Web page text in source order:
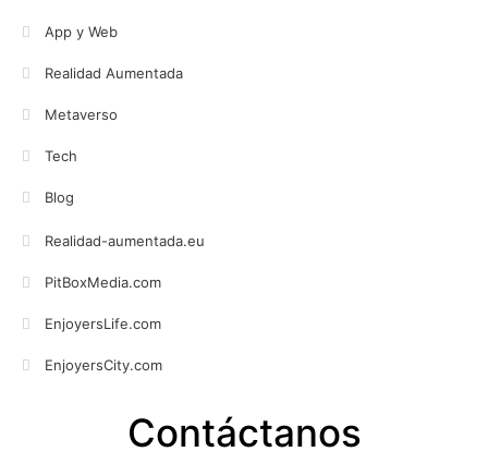
App y Web
Realidad Aumentada
Metaverso
Tech
Blog
Realidad-aumentada.eu
PitBoxMedia.com
EnjoyersLife.com
EnjoyersCity.com
Contáctanos